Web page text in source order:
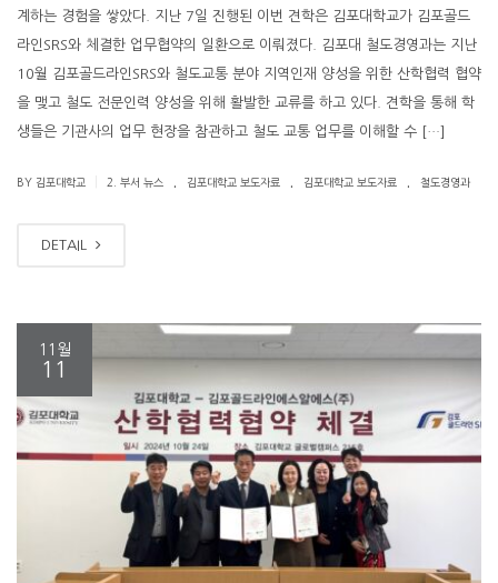
계하는 경험을 쌓았다. 지난 7일 진행된 이번 견학은 김포대학교가 김포골드
라인SRS와 체결한 업무협약의 일환으로 이뤄졌다. 김포대 철도경영과는 지난
10월 김포골드라인SRS와 철도교통 분야 지역인재 양성을 위한 산학협력 협약
을 맺고 철도 전문인력 양성을 위해 활발한 교류를 하고 있다. 견학을 통해 학
생들은 기관사의 업무 현장을 참관하고 철도 교통 업무를 이해할 수 […]
BY 김포대학교 2. 부서 뉴스 김포대학교 보도자료 김포대학교 보도자료 철도경영과
DETAIL
11월
11